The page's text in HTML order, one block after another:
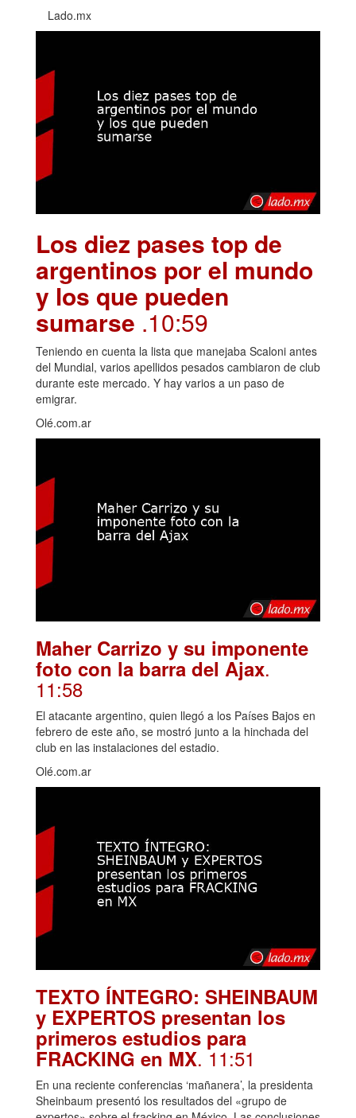
Lado.mx
Los diez pases top de
argentinos por el mundo
y los que pueden
sumarse .10:59
Teniendo en cuenta la lista que manejaba Scaloni antes
del Mundial, varios apellidos pesados cambiaron de club
durante este mercado. Y hay varios a un paso de
emigrar.
Olé.com.ar
Maher Carrizo y su imponente
foto con la barra del Ajax.
11:58
El atacante argentino, quien llegó a los Países Bajos en
febrero de este año, se mostró junto a la hinchada del
club en las instalaciones del estadio.
Olé.com.ar
TEXTO ÍNTEGRO: SHEINBAUM
y EXPERTOS presentan los
primeros estudios para
FRACKING en MX. 11:51
En una reciente conferencias ‘mañanera’, la presidenta
Sheinbaum presentó los resultados del «grupo de